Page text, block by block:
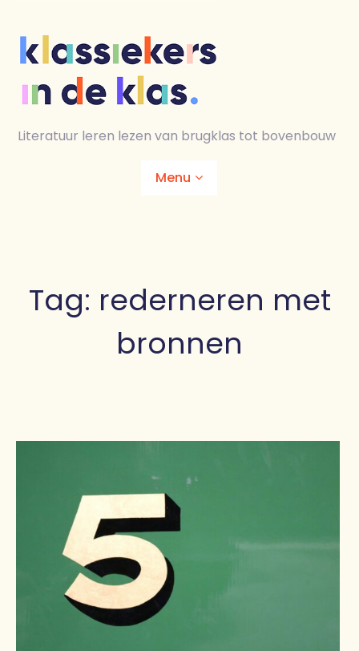
content
Literatuur leren lezen van brugklas tot bovenbouw
Menu
Lesmaterialen
Tag: rederneren met
bronnen